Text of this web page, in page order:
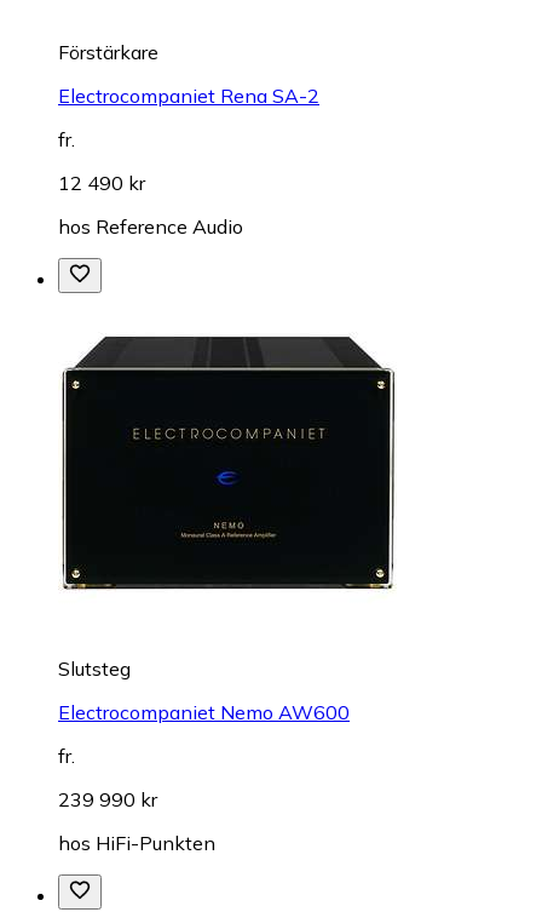
Förstärkare
Electrocompaniet Rena SA-2
fr.
12 490 kr
hos Reference Audio
Slutsteg
Electrocompaniet Nemo AW600
fr.
239 990 kr
hos HiFi-Punkten